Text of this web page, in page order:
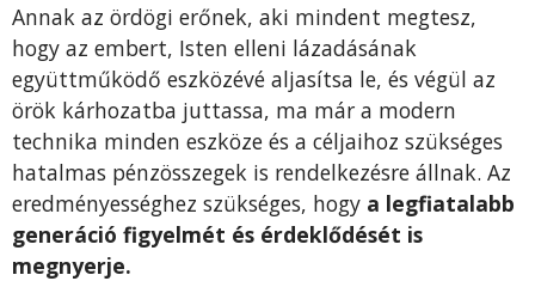
Annak az ördögi erőnek, aki mindent megtesz,
hogy az embert, Isten elleni lázadásának
együttműködő eszközévé aljasítsa le, és végül az
örök kárhozatba juttassa, ma már a modern
technika minden eszköze és a céljaihoz szükséges
hatalmas pénzösszegek is rendelkezésre állnak. Az
eredményességhez szükséges, hogy a legfiatalabb
generáció figyelmét és érdeklődését is
megnyerje.